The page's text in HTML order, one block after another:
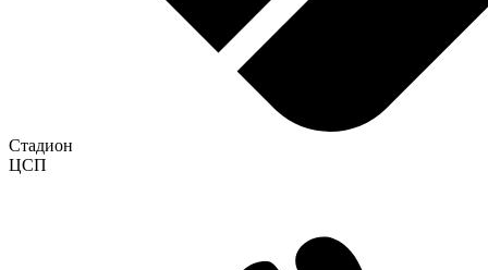
Стадион
ЦСП